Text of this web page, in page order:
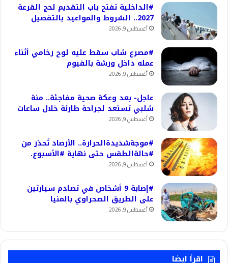
#الداخلية تفتح باب التقديم لحج القرعة
2027.. الشروط والمواعيد بالتفصيل
أغسطس 9, 2026
#مصرع شاب سقط عليه لوح رخامي أثناء
عمله داخل ورشة بالفيوم
أغسطس 9, 2026
عاجل- بعد وعكة صحية مفاجئة.. منة
شلبي تستعد لجراحة طارئة خلال ساعات
أغسطس 9, 2026
#موجةشديدةالحرارة.. الأرصاد تُحذر من
#حالةالطقس حتى نهاية #الأسبوع.
أغسطس 9, 2026
#إصابة 9 أشخاص في تصادم سيارتين
على الطريق الصحراوي بالمنيا
أغسطس 9, 2026
اقرأ ايضا